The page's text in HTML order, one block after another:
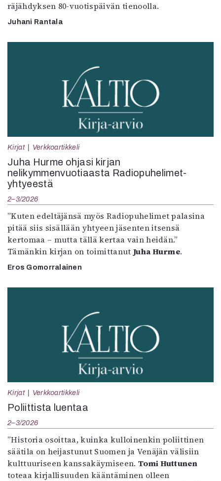
räjähdyksen 80-vuotispäivän tienoolla.
Juhani Rantala
Kirjat Verkkoartikkeli
Juha Hurme ohjasi kirjan
nelikymmenvuotiaasta Radiopuhelimet-
yhtyeestä
2–3/2026
”Kuten edeltäjänsä myös Radiopuhelimet palasina
pitää siis sisällään yhtyeen jäsenten itsensä
kertomaa – mutta tällä kertaa vain heidän.”
Tämänkin kirjan on toimittanut Juha Hurme.
Eros Gomorralainen
Kirjat Verkkoartikkeli
Poliittista luentaa
2–3/2026
”Historia osoittaa, kuinka kulloinenkin poliittinen
säätila on heijastunut Suomen ja Venäjän välisiin
kulttuuriseen kanssakäymiseen. Tomi Huttunen
toteaa kirjallisuuden kääntäminen olleen